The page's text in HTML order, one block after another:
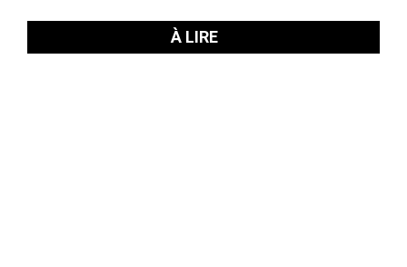
À LIRE